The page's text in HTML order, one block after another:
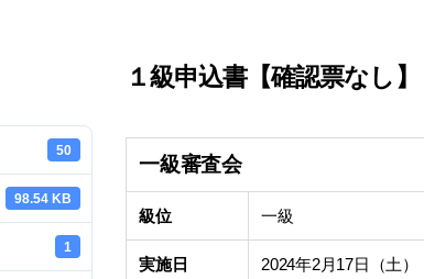
50
98.54 KB
1
１級申込書【確認票なし】
一級審査会
級位 一級
実施日 2024年2月17日（土）